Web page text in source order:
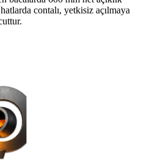
contalı, yetkisiz açılmaya